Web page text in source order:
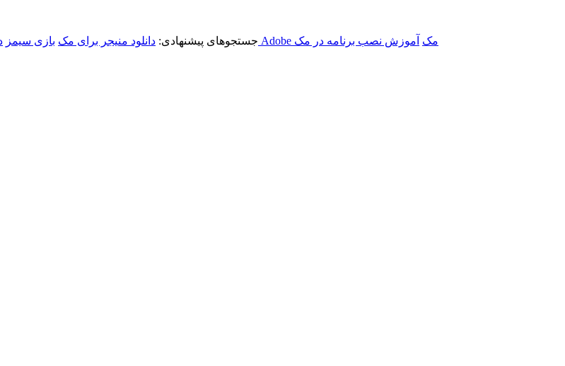
جستجوهای پیشنهادی: دانلود منیجر برای مک بازی سیمز برنامه‌های Adobe مک آموزش نصب برنامه در مک